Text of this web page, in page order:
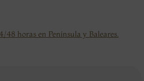
48 horas en Península y Baleares.